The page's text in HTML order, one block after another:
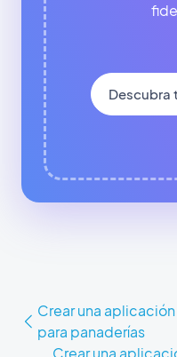
Descubra
Crear una
para panaderías
Crear una